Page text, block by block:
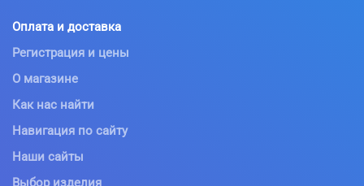
Оплата и доставка
Регистрация и цены
О магазине
Как нас найти
Навигация по сайту
Наши сайты
Выбор изделия